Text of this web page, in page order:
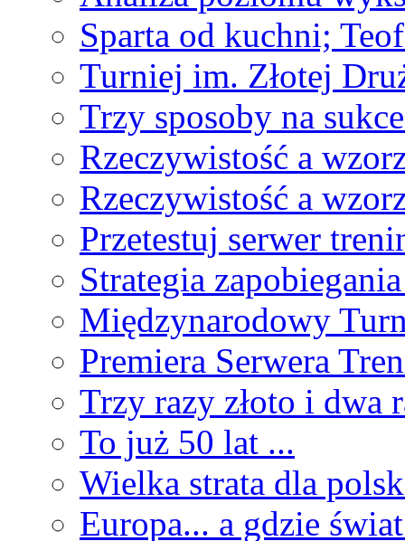
Sparta od kuchni;
Turniej im. Złotej
Trzy sposoby na
Rzeczywistość a
Rzeczywistość a
Przetestuj serwer
Strategia
Międzynarodowy
Premiera Serwera
Trzy razy złoto i dwa
To już 50 lat ...
Wielka strata dla
Europa... a gdzie